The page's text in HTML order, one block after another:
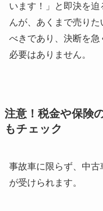
います！」と即決を
んが、あくまで売り
べきであり、決断を
必要はありません。
注意！税金や保険
もチェック
事故車に限らず、中
が受けられます。